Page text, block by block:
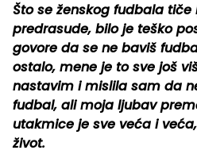
Što se ženskog fudbala
predrasude, bilo je teško
govore da se ne baviš
ostalo, mene je to sve još
nastavim i mislila sam da
fudbal, ali moja ljubav
utakmice je sve veća i
život.